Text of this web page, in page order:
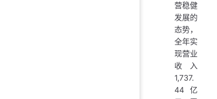
营稳健
发展的
态势，
全年实
现营业
收入
1,737.
44亿